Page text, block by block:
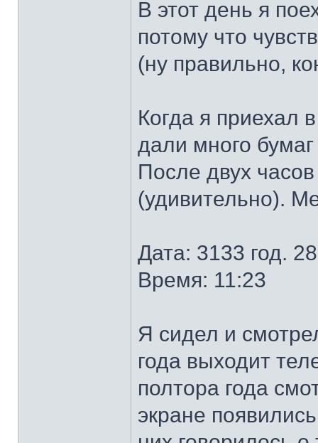
В этот день я
потому что
(ну правильно,
Когда я приехал
дали много
После двух
(удивительно).
Дата: 3133 год.
Время: 11:23
Я сидел и
года выходит
полтора года
экране